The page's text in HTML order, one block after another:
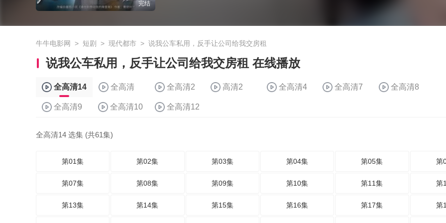
完结
牛牛电影网 > 短剧 > 现代都市 > 说我公车私用，反手让公司给我交房租
说我公车私用，反手让公司给我交房租 在线播放
全高清14 全高清 全高清2 高清2 全高清4 全高清7 全高清8
全高清9 全高清10 全高清12
全高清14 选集 (共61集)
第01集 第02集 第03集 第04集 第05集 第
第07集 第08集 第09集 第10集 第11集 第
第13集 第14集 第15集 第16集 第17集 第